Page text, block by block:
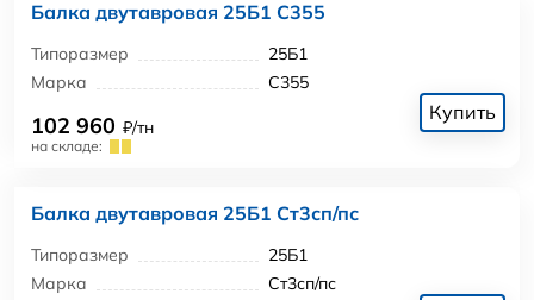
Балка двутавровая 25Б1 С355
Типоразмер
25Б1
Марка
С355
102 960 ₽/тн
на складе:
Купить
Балка двутавровая 25Б1 Ст3сп/пс
Типоразмер
25Б1
Марка
Ст3сп/пс